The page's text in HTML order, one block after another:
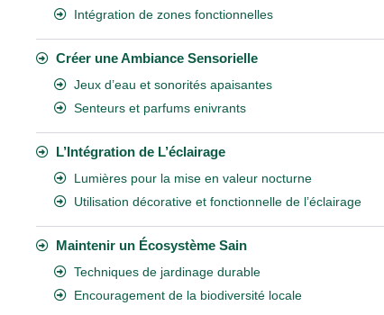
Intégration de zones fonctionnelles
Créer une Ambiance Sensorielle
Jeux d’eau et sonorités apaisantes
Senteurs et parfums enivrants
L’Intégration de L’éclairage
Lumières pour la mise en valeur nocturne
Utilisation décorative et fonctionnelle de l’éclairage
Maintenir un Écosystème Sain
Techniques de jardinage durable
Encouragement de la biodiversité locale